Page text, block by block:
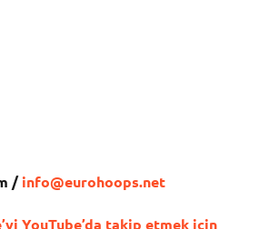
/info@eurohoops.net
YouTube’da takip etmek için